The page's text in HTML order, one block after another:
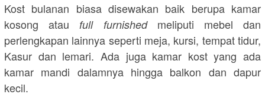
Kost bulanan biasa disewakan baik berupa kamar
kosong ataufull furnished meliputi mebel dan
perlengkapan lainnya seperti meja, kursi, tempat tidur,
Kasur dan lemari. Ada juga kamar kost yang ada
kamar mandi dalamnya hingga balkon dan dapur
kecil.